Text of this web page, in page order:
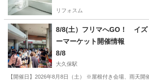
リフォスム
8/8(土）フリマへGO！ イ
ーマーケット開催情報
8/8
大久保駅
【開催日】2026年8月8日（土） ※屋根付き会場、雨天